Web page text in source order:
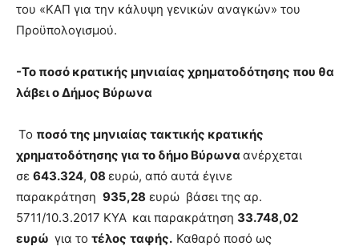
του «ΚΑΠ για την κάλυψη γενικών αναγκών» του
Προϋπολογισμού.
-Το ποσό κρατικής μηνιαίας χρηματοδότησης που θα
λάβει ο Δήμος Βύρωνα
Το ποσό της μηνιαίας τακτικής κρατικής
χρηματοδότησης για το δήμο Βύρωνα ανέρχεται
σε 643.324, 08 ευρώ, από αυτά έγινε
παρακράτηση 935,28 ευρώ βάσει της αρ.
5711/10.3.2017 ΚΥΑ και παρακράτηση 33.748,02
ευρώ για το τέλος ταφής. Καθαρό ποσό ως